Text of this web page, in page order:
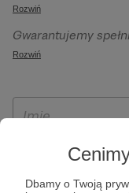
Dbamy o Twoją
sp. z o.o. z siedziba
092 Warszawa.
szczególności w
Patronite.pl, w tym
otrzymywania
Rozwiń
Gwarantujemy
wynikających z
ich przenoszenia,
wyrażenia
osobowych.
jest po przekazaniu
Rozwiń